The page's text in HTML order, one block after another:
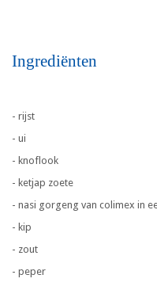
Ingrediënten
- rijst
- ui
- knoflook
- ketjap zoete
- nasi gorgeng van colimex in
- kip
- zout
- peper